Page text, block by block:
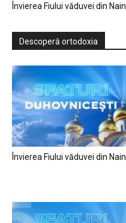
Învierea Fiului văduvei din Nain
Descoperă ortodoxia
Învierea Fiului văduvei din Nain